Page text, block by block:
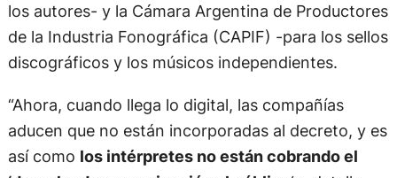
los autores- y la Cámara Argentina de Productores
de la Industria Fonográfica (CAPIF) -para los sellos
discográficos y los músicos independientes.
“Ahora, cuando llega lo digital, las compañías
aducen que no están incorporadas al decreto, y es
así como los intérpretes no están cobrando el